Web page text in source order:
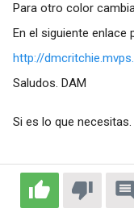
Para otro color
En el siguiente
http://
Saludos. DAM
Si es lo que necesitas.